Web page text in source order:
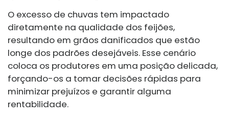
O excesso de chuvas tem impactado
diretamente na qualidade dos feijões,
resultando em grãos danificados que estão
longe dos padrões desejáveis. Esse cenário
coloca os produtores em uma posição delicada,
forçando-os a tomar decisões rápidas para
minimizar prejuízos e garantir alguma
rentabilidade.